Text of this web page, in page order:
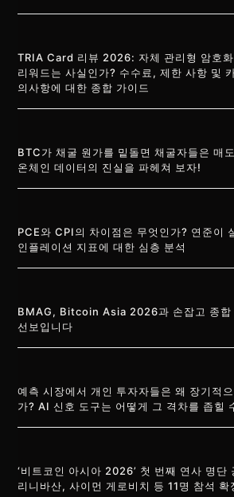
TRIA Card 리뷰 2026: 자체 관리형 암호
리워드는 사실인가? 수수료, 제한 사항 및
의사항에 대한 종합 가이드
BTC가 채굴 원가를 밑돌면 채굴자들은 매
온체인 데이터의 진실을 파헤쳐 보자!
PCE와 CPI의 차이점은 무엇인가? 연준이
인플레이션 지표에 대한 심층 분석
BMAG, Bitcoin Asia 2026과 손잡고 종합
선보입니다
예측 시장에서 개인 투자자들은 왜 장기적
가? AI 신호 도구는 어떻게 그 격차를 좁힐
‘비트코인 아시아 2026’ 첫 번째 연사 명단
리니바산, 사이먼 게로비치 등 11명 참석 확